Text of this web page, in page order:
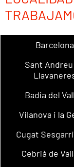
Barcelona
Sant
Badia del
Vilanova i la
Cugat
Cebrià de